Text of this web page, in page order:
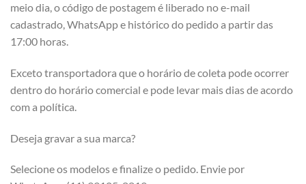
meio dia, o código de postagem é liberado no e-mail
cadastrado, WhatsApp e histórico do pedido a partir das
17:00 horas.
Exceto transportadora que o horário de coleta pode ocorrer
dentro do horário comercial e pode levar mais dias de acordo
com a política.
Deseja gravar a sua marca?
Selecione os modelos e finalize o pedido. Envie por